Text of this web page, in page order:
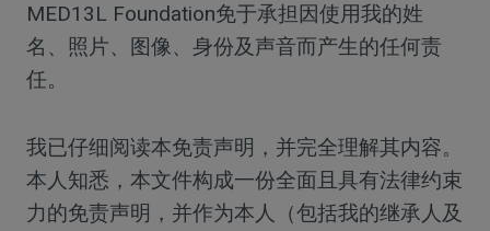
MED13L Foundation免于承担因使用我的姓
名、照片、图像、身份及声音而产生的任何责
任。
我已仔细阅读本免责声明，并完全理解其内容。
本人知悉，本文件构成一份全面且具有法律约束
力的免责声明，并作为本人（包括我的继承人及